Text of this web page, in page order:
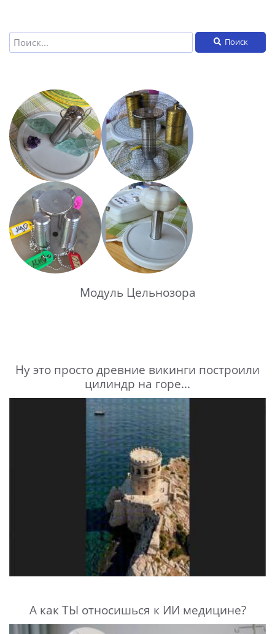
Поиск
Модуль Цельнозора
Ну это просто древние викинги построили
цилиндр на горе...
А как ТЫ относишься к ИИ медицине?